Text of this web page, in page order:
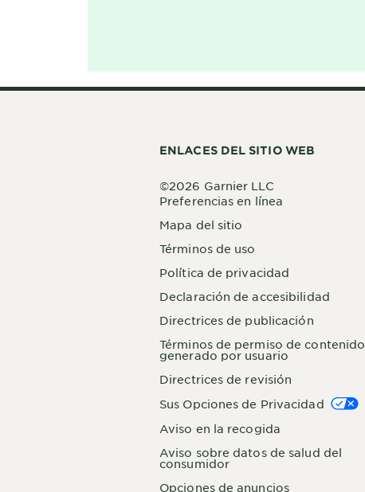
ENLACES DEL SITIO WEB
Preferencias en línea
Mapa del sitio
Términos de uso
Política de privacidad
Declaración de accesibilidad
Directrices de publicación
Términos de permiso de contenido
generado por usuario
Directrices de revisión
Sus Opciones de Privacidad
Aviso en la recogida
Aviso sobre datos de salud del
consumidor
Opciones de anuncios
©2026 Garnier LLC